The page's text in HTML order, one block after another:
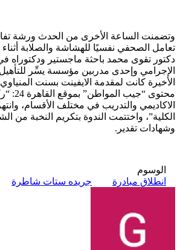
وتضمنت الساعة الأخرى من الحدث ورشة
تعامل الصحفي نفسيًا للهشاشة والصلابة
دكتور تقوى محمد باحثة ماجستير ودكتوراه
الإجرامي وإحدى مدربين مؤسسة يسِّر
الأخيرة كانت لمقدمة الايفينت بسنت
محتوى
الاكاديمي والتدريب في مختلف الأقسام،
الكلية”، واختتمت الندوة بتكريم النخبة من
وشهادات تقدير.
الوسوم
انطلاق مبادرة
جريده ستات شاطرة